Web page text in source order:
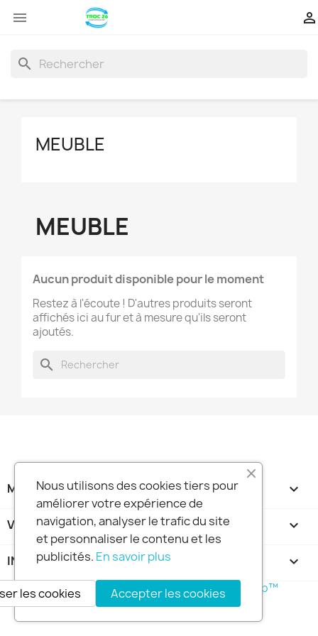
 
search
MEUBLE
MEUBLE
Aucun produit disponible pour le moment
Restez à l'écoute ! D'autres produits seront
affichés ici au fur et à mesure qu'ils seront
ajoutés.
search
MA SOCIETE 
VOTRE COMPTE 
INFORMATIONS keyboard_arrow_down
© 2026 - Boutique en ligne créée avec PrestaShop™
Nous utilisons des cookies tiers pour
améliorer votre expérience de
navigation, analyser le trafic du site
et personnaliser le contenu et les
publicités. En savoir plus
Accepter les cookies
les cookies